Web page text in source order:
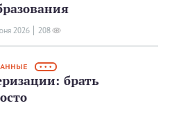
2026 208
• • •
брать